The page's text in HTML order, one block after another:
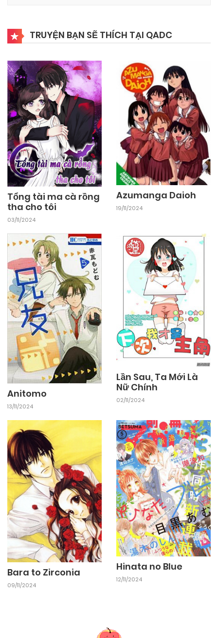
TRUYỆN BẠN SẼ THÍCH TẠI QADC
Tổng tài ma cà rồng
tha cho tôi
03/11/2024
Azumanga Daioh
19/11/2024
Anitomo
13/11/2024
Lần Sau, Ta Mới Là
Nữ Chính
02/11/2024
Bara to Zirconia
09/11/2024
Hinata no Blue
12/11/2024